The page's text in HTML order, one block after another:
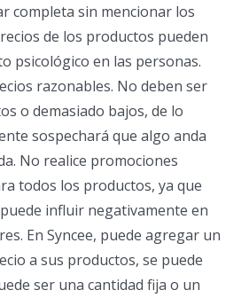
completa sin mencionar los
de los productos pueden
psicológico en las personas.
razonables. No deben ser
o demasiado bajos, de lo
sospechará que algo anda
No realice promociones
todos los productos, ya que
influir negativamente en
En Syncee, puede agregar un
a sus productos, se puede
ser una cantidad fija o un